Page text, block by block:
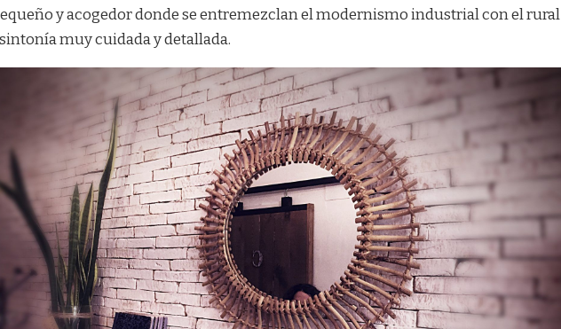
y acogedor donde se entremezclan el modernismo industrial con el rural
muy cuidada y detallada.